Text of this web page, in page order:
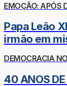
EMOÇÃO: APÓS
Papa Leão
irmão em
DEMOCRACIA
40 ANOS